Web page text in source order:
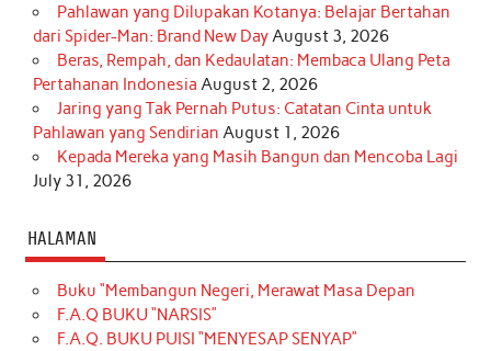
Pahlawan yang Dilupakan Kotanya: Belajar Bertahan
dari Spider-Man: Brand New DayAugust 3, 2026
Beras, Rempah, dan Kedaulatan: Membaca Ulang Peta
Pertahanan Indonesia August 2, 2026
Jaring yang Tak Pernah Putus: Catatan Cinta untuk
Pahlawan yang Sendirian August 1, 2026
Kepada Mereka yang Masih Bangun dan Mencoba Lagi
July 31, 2026
HALAMAN
Buku “Membangun Negeri, Merawat Masa Depan
F.A.Q BUKU “NARSIS”
F.A.Q. BUKU PUISI “MENYESAP SENYAP”